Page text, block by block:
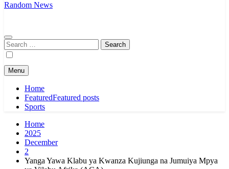
Random News
Search
for:
Menu
Home
FeaturedFeatured posts
Sports
Home
2025
December
2
Yanga Yawa Klabu ya Kwanza Kujiunga na Jumuiya Mpya